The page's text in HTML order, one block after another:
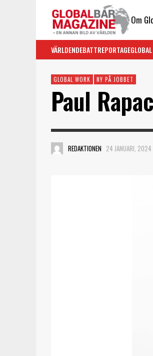
Om
VÄRLDENDEBATTREPORTAGE
GLOBAL WORK NY PÅ JOBBET
Paul
REDAKTIONEN 24 JANUARI, 2024